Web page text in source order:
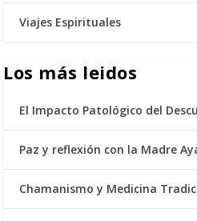
Viajes Espirituales
Los más leidos
El Impacto Patológico del
Paz y reflexión con la Madre
Chamanismo y Medicina